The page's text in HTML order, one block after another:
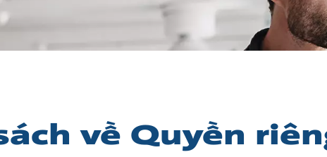
về Quyền